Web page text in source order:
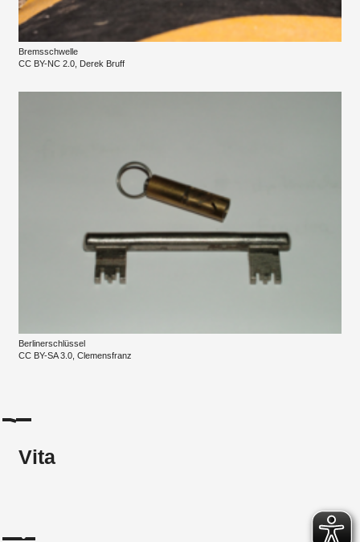
Bremsschwelle
CC BY-NC 2.0, Derek Bruff
Berlinerschlüssel
CC BY-SA 3.0, Clemensfranz
Vita